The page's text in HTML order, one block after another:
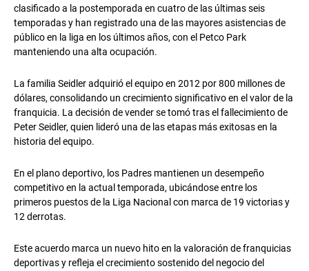
clasificado a la postemporada en cuatro de las últimas seis
temporadas y han registrado una de las mayores asistencias de
público en la liga en los últimos años, con el Petco Park
manteniendo una alta ocupación.
La familia Seidler adquirió el equipo en 2012 por 800 millones de
dólares, consolidando un crecimiento significativo en el valor de la
franquicia. La decisión de vender se tomó tras el fallecimiento de
Peter Seidler, quien lideró una de las etapas más exitosas en la
historia del equipo.
En el plano deportivo, los Padres mantienen un desempeño
competitivo en la actual temporada, ubicándose entre los
primeros puestos de la Liga Nacional con marca de 19 victorias y
12 derrotas.
Este acuerdo marca un nuevo hito en la valoración de franquicias
deportivas y refleja el crecimiento sostenido del negocio del